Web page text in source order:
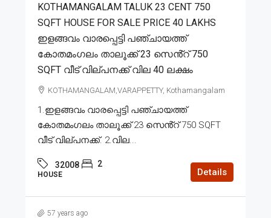
KOTHAMANGALAM TALUK 23 CENT 750
SQFT HOUSE FOR SALE PRICE 40 LAKHS
ഇളങ്ങവം വാരപ്പെട്ടി പഞ്ചായത്ത്
കോതമംഗലം താലൂക്ക് 23 സെൻ്റ് 750
SQFT വീട് വില്പനക്ക് വില 40 ലക്ഷം
KOTHAMANGALAM,VARAPPETTY, Kothamangalam
1.ഇളങ്ങവം വാരപ്പെട്ടി പഞ്ചായത്ത്
കോതമംഗലം താലൂക്ക് 23 സെൻ്റ് 750 SQFT
വീട് വില്പനക്ക്. 2.വില...
32008 2
HOUSE Details
57 years ago